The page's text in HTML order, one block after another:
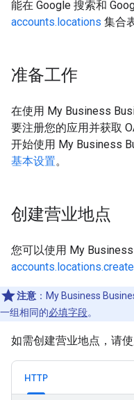
能在 Google 搜索和
accounts.locations 集合
准备工作
在使用 My Business
要注册您的应用并获取
开始使用 My Business
基本设置。
创建营业地点
您可以使用 My
accounts.locations.create
注意 ：My Business
一组相同的必填字段。
如需创建营业地点，请使
HTTP